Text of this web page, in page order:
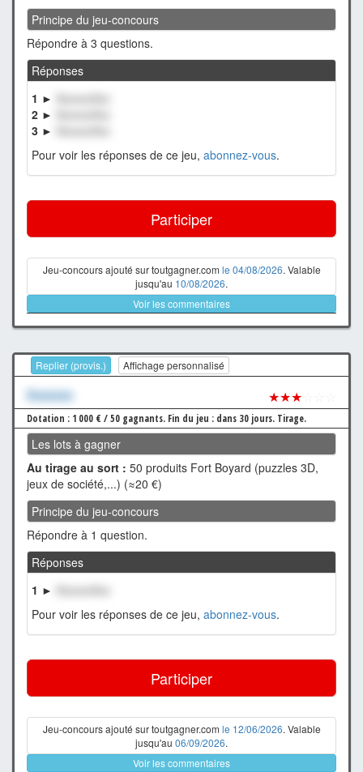
Principe du jeu-concours
Répondre à 3 questions.
Réponses
1 ►
XxxxxxXxx
2 ►
3 ►
Pour voir les réponses de ce jeu, abonnez-vous.
Participer
Jeu-concours ajouté sur toutgagner.com le 04/08/2026. Valable
jusqu'au 10/08/2026.
Voir les commentaires
Replier (provis.) Affichage personnalisé
Xxxxxxx ★★★
Dotation : 1 000 € / 50 gagnants. Fin du jeu : dans 30 jours. Tirage.
Les lots à gagner
Au tirage au sort : 50 produits Fort Boyard (puzzles 3D,
jeux de société,...) (≈20 €)
Principe du jeu-concours
Répondre à 1 question.
Réponses
1 ►
Pour voir les réponses de ce jeu, abonnez-vous.
Participer
Jeu-concours ajouté sur toutgagner.com le 12/06/2026. Valable
jusqu'au 06/09/2026.
Voir les commentaires